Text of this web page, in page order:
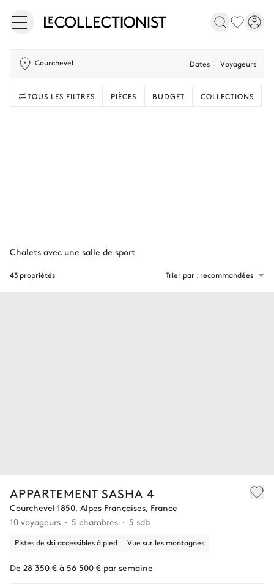
Courchevel Dates Voyageurs
TOUS LES FILTRES PIÈCES BUDGET COLLECTIONS
APPARTEMENT SASHA 4
Courchevel 1850, Alpes Françaises, France
10 voyageurs
5 chambres 5 sdb
Pistes de ski accessibles à pied Vue sur les montagnes
De 28 350 € à 56 500 € par semaine
43 propriétés Trier par : recommandées
Chalets avec une salle de sport